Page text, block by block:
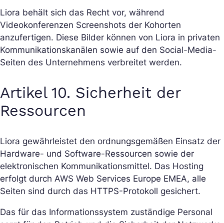
Liora behält sich das Recht vor, während
Videokonferenzen Screenshots der Kohorten
anzufertigen. Diese Bilder können von Liora in privaten
Kommunikationskanälen sowie auf den Social-Media-
Seiten des Unternehmens verbreitet werden.
Artikel 10. Sicherheit der
Ressourcen
Liora gewährleistet den ordnungsgemäßen Einsatz der
Hardware- und Software-Ressourcen sowie der
elektronischen Kommunikationsmittel. Das Hosting
erfolgt durch AWS Web Services Europe EMEA, alle
Seiten sind durch das HTTPS-Protokoll gesichert.
Das für das Informationssystem zuständige Personal